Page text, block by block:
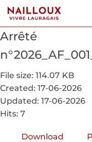
Arrêté
File size: 114.07 KB
Created: 17-06-2026
Updated: 17-06-2026
Hits: 7
Download